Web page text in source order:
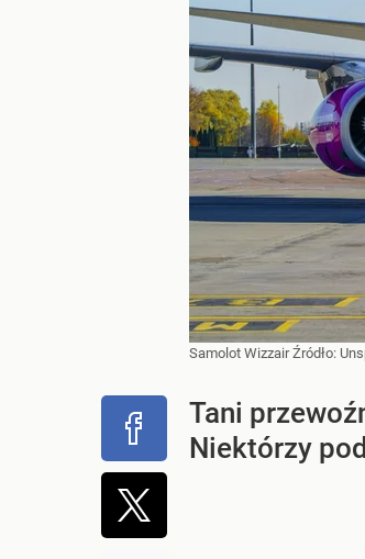
Samolot WizzairŹródło:
Tani
Niektórzy